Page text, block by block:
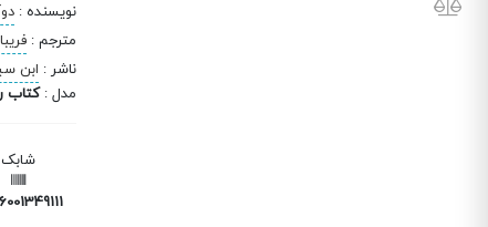
نویسنده :
مترجم :
ناشر : ابن
مدل :کتاب
شابک